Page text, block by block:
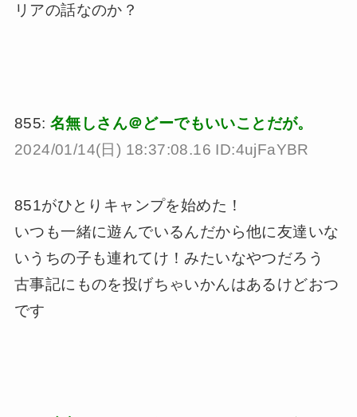
リアの話なのか？
855: 名無しさん＠どーでもいいことだが。
2024/01/14(日) 18:37:08.16 ID:4ujFaYBR
851がひとりキャンプを始めた！
いつも一緒に遊んでいるんだから他に友達いな
いうちの子も連れてけ！みたいなやつだろう
古事記にものを投げちゃいかんはあるけどおつ
です